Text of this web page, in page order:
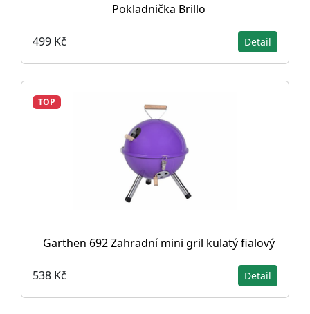
Pokladnička Brillo
499 Kč Detail
TOP
Garthen 692 Zahradní mini gril kulatý fialový
538 Kč Detail